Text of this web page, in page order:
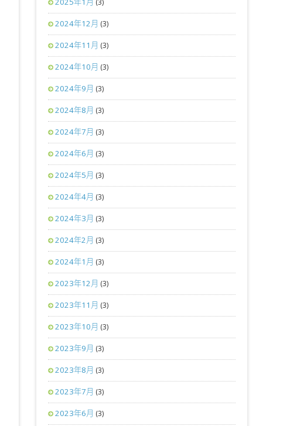
(3)
2024年12月 (3)
2024年11月 (3)
2024年10月 (3)
2024年9月 (3)
2024年8月 (3)
2024年7月 (3)
2024年6月 (3)
2024年5月 (3)
2024年4月 (3)
2024年3月 (3)
2024年2月 (3)
2024年1月 (3)
2023年12月 (3)
2023年11月 (3)
2023年10月 (3)
2023年9月 (3)
2023年8月 (3)
2023年7月 (3)
2023年6月 (3)